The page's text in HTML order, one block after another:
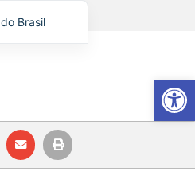
Barra de
Brasil